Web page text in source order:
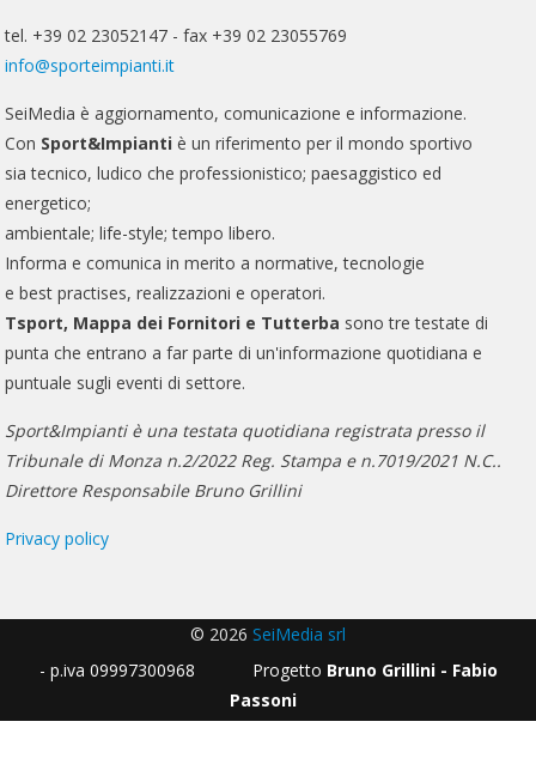
tel. +39 02 23052147 - fax +39 02 23055769
info@sporteimpianti.it
SeiMedia è aggiornamento, comunicazione e informazione.
Con Sport&Impianti è un riferimento per il mondo sportivo
sia tecnico, ludico che professionistico; paesaggistico ed
energetico;
ambientale; life-style; tempo libero.
Informa e comunica in merito a normative, tecnologie
e best practises, realizzazioni e operatori.
Tsport, Mappa dei Fornitori e Tutterba sono tre testate di
punta che entrano a far parte di un'informazione quotidiana e
puntuale sugli eventi di settore.
Sport&Impianti è una testata quotidiana registrata presso il
Tribunale di Monza n.2/2022 Reg. Stampa e n.7019/2021 N.C..
Direttore Responsabile Bruno Grillini
Privacy policy
© 2026 SeiMedia srl
- p.iva 09997300968 Progetto Bruno Grillini - Fabio
Passoni